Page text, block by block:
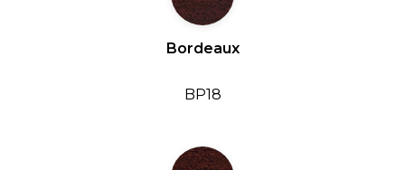
Bordeaux
BP18